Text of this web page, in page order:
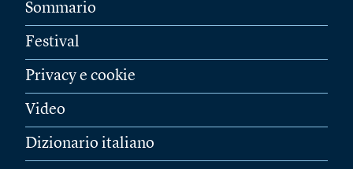
Sommario
Festival
Privacy e cookie
Video
Dizionario italiano